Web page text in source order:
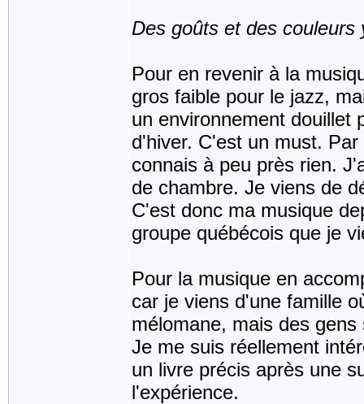
Des goûts et des couleurs
Pour en revenir à la
gros faible pour le jazz,
un environnement douillet
d'hiver. C'est un must.
connais à peu près rien.
de chambre. Je viens de
C'est donc ma musique
groupe québécois que je
Pour la musique en
car je viens d'une famille
mélomane, mais des
Je me suis réellement
un livre précis après une
l'expérience.